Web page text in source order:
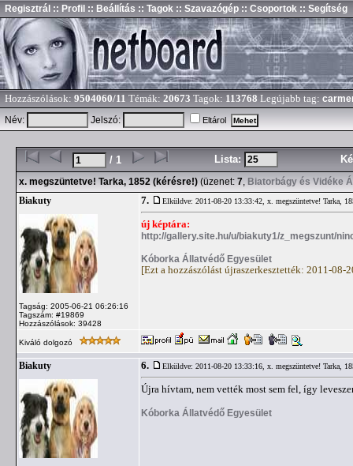
Regisztrál :: Profil :: Beállítás :: Tagok :: Szavazógép :: Csoportok :: Segítség
Hozzászólások: 9504060/11 Témák: 20673 Tagok: 113768 Legújabb tag:
Név:
Jelszó: Eltárol
/ 1 Lista:
x. megszüntetve! Tarka, 1852 (kérésre!) (üzenet: 7, Biatorbágy és Vidéke
Biakuty
Tagság: 2005-06-21 06:26:16
Tagszám: #19869
Hozzászólások: 39428
7. Elküldve: 2011-08-20 13:33:42, x. megszüntetve! Tarka,
új képtára:
http://gallery.site.hu/u/biakuty1/z_megszunt/
Kóborka Állatvédő Egyesület
[Ezt a hozzászólást újraszerkesztették: 2011-08-
Kiváló dolgozó
Biakuty 6. Elküldve: 2011-08-20 13:33:16, x. megszüntetve! Tarka,
Újra hívtam, nem vették most sem fel, így
Kóborka Állatvédő Egyesület